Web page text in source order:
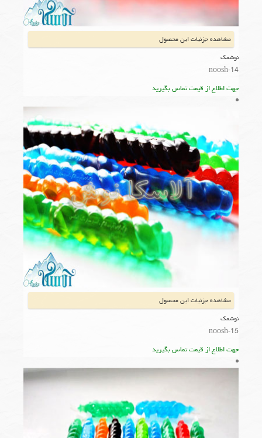
مشاهده جزئیات این محصول
نوشمک
noosh-14
جهت اطلاع از قیمت تماس بگیرید
مشاهده جزئیات این محصول
نوشمک
noosh-15
جهت اطلاع از قیمت تماس بگیرید